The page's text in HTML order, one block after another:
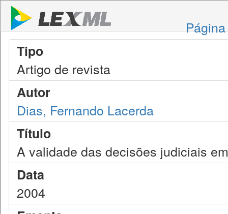
Tipo
Artigo de revista
Autor
Dias, Fernando Lacerda
Título
A validade das decisões judiciais
Data
2004